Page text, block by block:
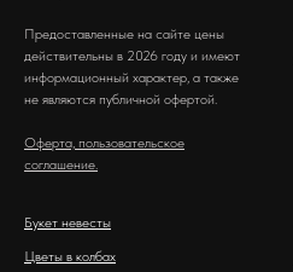
Предоставленные на сайте цены
действительны в 2026 году и имеют
информационный характер, а также
не являются публичной офертой.
Оферта, пользовательское
соглашение.
Букет невесты
Цветы в колбах